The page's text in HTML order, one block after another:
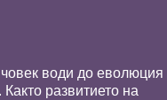
води до еволюция
развитието на